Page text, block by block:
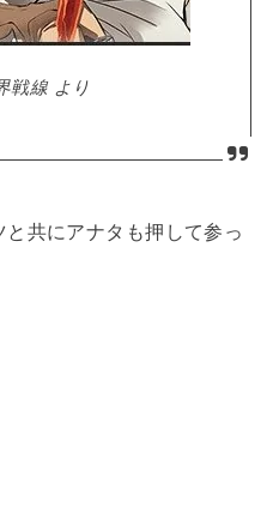
戦線 より
共にアナタも押して参っ